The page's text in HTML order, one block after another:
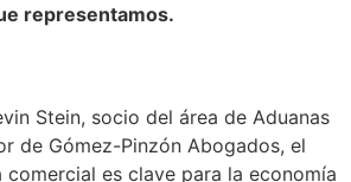
representamos.
Stein, socio del área de Aduanas
de Gómez-Pinzón Abogados, el
comercial es clave para la economía